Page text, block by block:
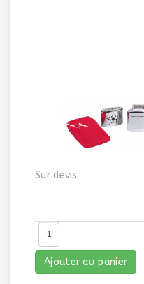
Sur devis
Ajouter au panier